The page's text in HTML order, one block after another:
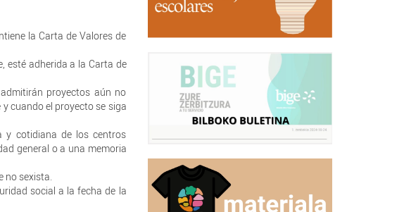
la Carta de Valores de
esté adherida a la Carta de
proyectos aún no
cuando el proyecto se siga
y cotidiana de los centros
general o a una memoria
no sexista.
social a la fecha de la